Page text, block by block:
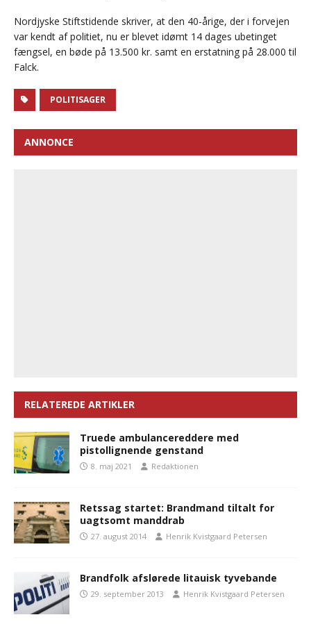
Nordjyske Stiftstidende skriver, at den 40-årige, der i forvejen
var kendt af politiet, nu er blevet idømt 14 dages ubetinget
fængsel, en bøde på 13.500 kr. samt en erstatning på 28.000 til
Falck.
POLITISAGER
ANNONCE
RELATEREDE ARTIKLER
Truede ambulancereddere med
pistollignende genstand
8. maj 2021 Redaktionen
Retssag startet: Brandmand tiltalt for
uagtsomt manddrab
27. august 2014 Henrik Kvistgaard Petersen
Brandfolk afslørede litauisk tyvebande
29. september 2013 Henrik Kvistgaard Petersen